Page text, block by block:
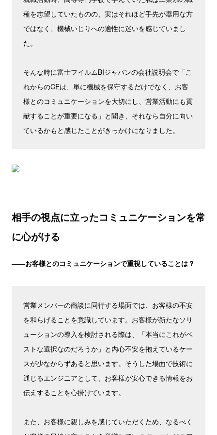
種を志望していたものの、実はそれほど手先が器用な方
ではなく、機械いじりへの適性に迷いを感じていまし
た。
そんな時に富士フイルムBIジャパンの会社説明会で「こ
れからのCEは、単に機械を保守するだけでなく、お客
様とのコミュニケーションを大切にし、営業活動にも貢
献することが重要になる」と聞き、それなら自分に向い
ているかもと感じたことがきっかけになりました。
相手の視点に立ったコミュニケーションを常
に心がける
――お客様とのコミュニケーションで重視していることは？
営業メンバーの商談に同行する場面では、お客様の不安
を和らげることを意識しています。お客様が新たなソリ
ューションの導入を検討される際は、「本当にこれがベ
ストな選択なのだろうか」と内心不安を抱えているケー
スが少なからずあると思います。そうした場面で技術に
通じるエンジニアとして、お客様が安心できる情報をお
伝えすることを心掛けています。
また、お客様に親しみを感じていただくため、なるべく